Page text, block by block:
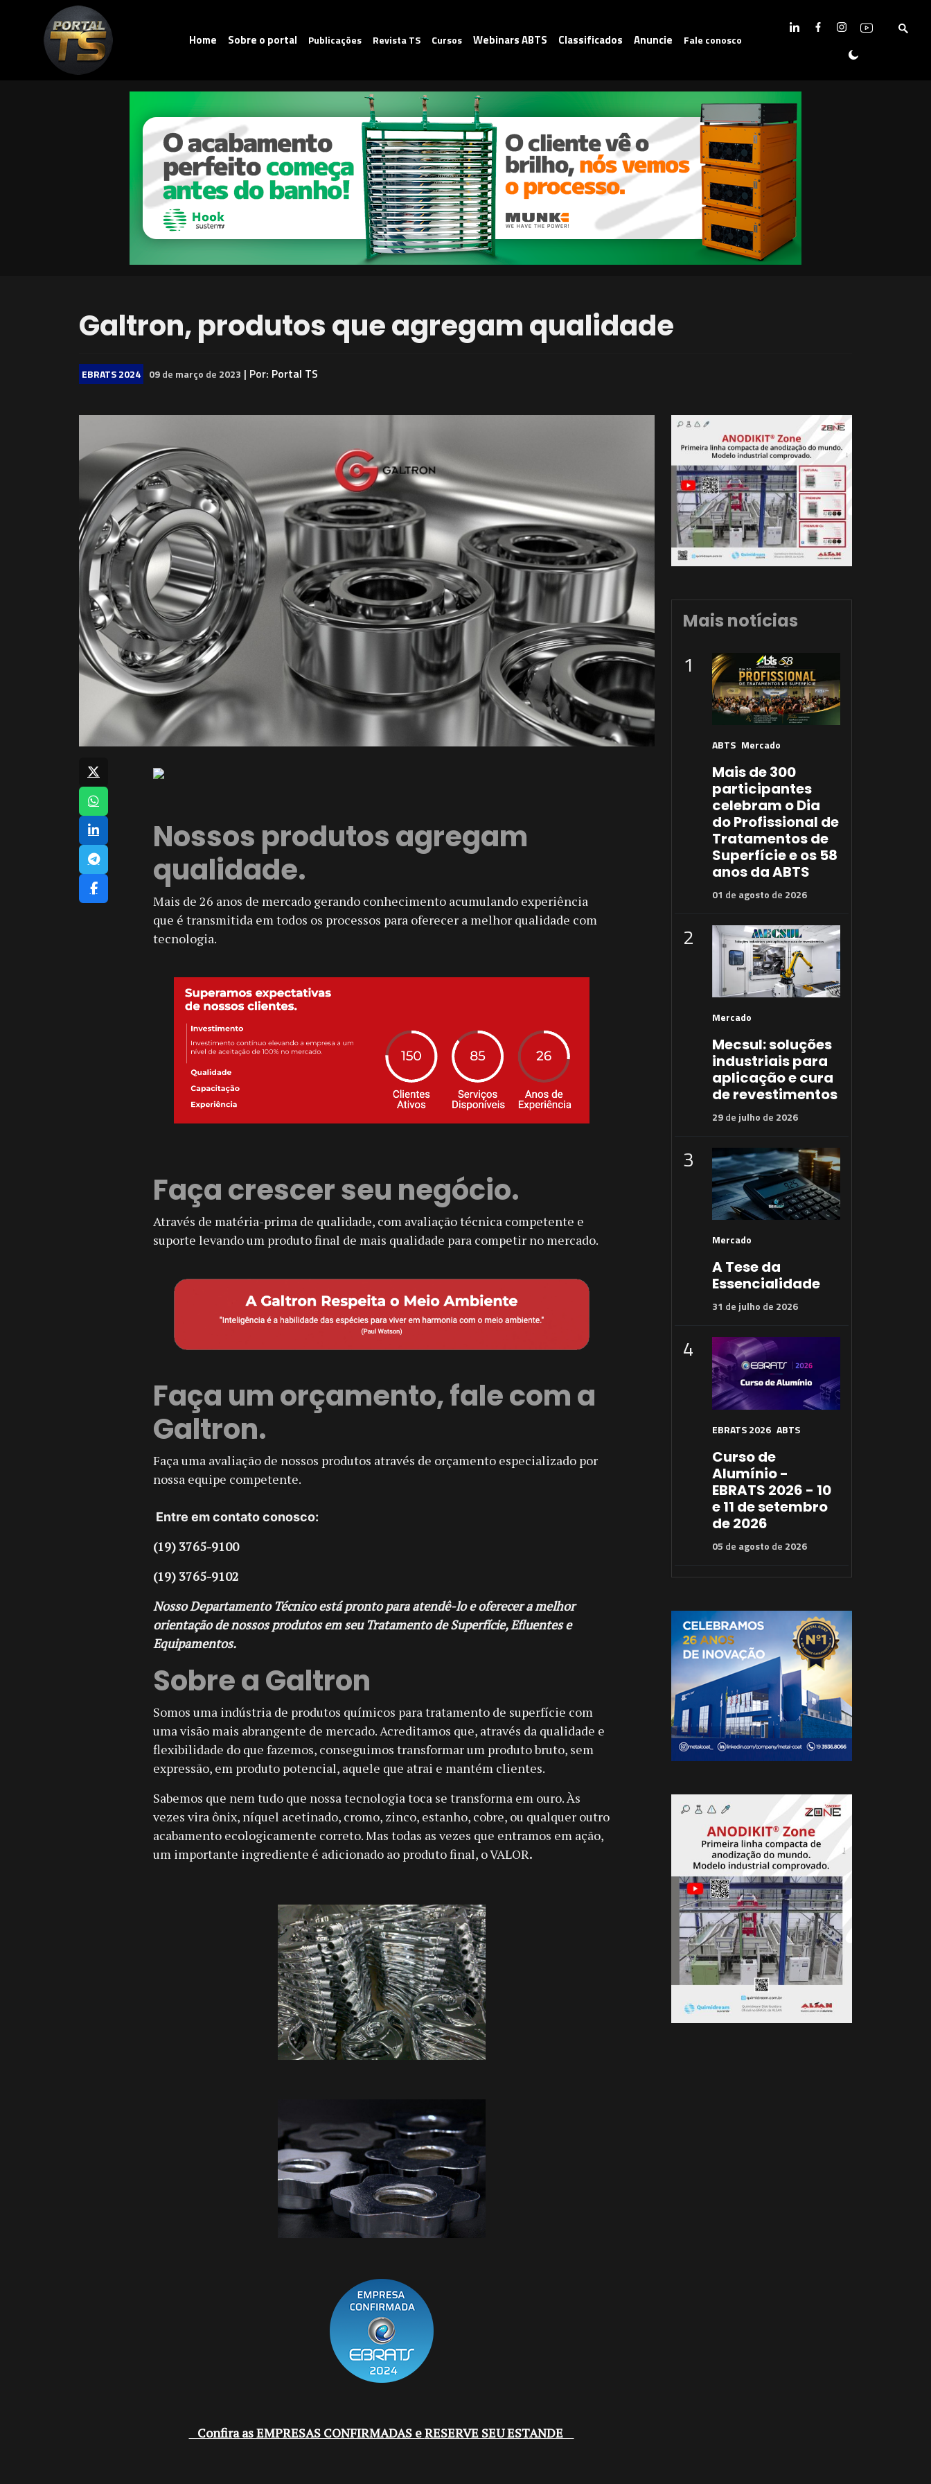
Home Sobre o portal Publicações Revista TS Cursos Webinars ABTS Classificados Anuncie Fale conosco
Galtron, produtos que agregam qualidade
EBRATS 2024 09de março de 2023 | Por: Portal TS
Nossos produtos agregam
qualidade.
Mais de 26 anos de mercado gerando conhecimento acumulando experiência
que é transmitida em todos os processos para oferecer a melhor qualidade com
tecnologia.
Faça crescer seu negócio.
Através de matéria-prima de qualidade, com avaliação técnica competente e
suporte levando um produto final de mais qualidade para competir no mercado.
Faça um orçamento, fale com a
Galtron.
Faça uma avaliação de nossos produtos através de orçamento especializado por
nossa equipe competente.
Entre em contato conosco:
(19) 3765-9100
(19) 3765-9102
Nosso Departamento Técnico está pronto para atendê-lo e oferecer a melhor
orientação de nossos produtos em seu Tratamento de Superfície, Efluentes e
Equipamentos.
Sobre a Galtron
Somos uma indústria de produtos químicos para tratamento de superfície com
uma visão mais abrangente de mercado. Acreditamos que, através da qualidade e
flexibilidade do que fazemos, conseguimos transformar um produto bruto, sem
expressão, em produto potencial, aquele que atrai e mantém clientes.
Sabemos que nem tudo que nossa tecnologia toca se transforma em ouro. Às
vezes vira ônix, níquel acetinado, cromo, zinco, estanho, cobre, ou qualquer outro
acabamento ecologicamente correto.Mas todas as vezes que entramos em ação,
um importante ingrediente é adicionado ao produto final, oVALOR.
Confira as EMPRESAS CONFIRMADAS eRESERVE SEU ESTANDE
Mais notícias
1
ABTS Mercado
Mais de 300
participantes
celebram o Dia
do Profissional de
Tratamentos de
Superfície e os 58
anos da ABTS
01 de agosto de 2026
2
Mercado
Mecsul: soluções
industriais para
aplicação e cura
de revestimentos
29de julho de 2026
3
Mercado
A Tese da
Essencialidade
31 dejulho de 2026
4
EBRATS 2026 ABTS
Curso de
Alumínio -
EBRATS 2026 - 10
e 11 de setembro
de 2026
05 de agosto de 2026